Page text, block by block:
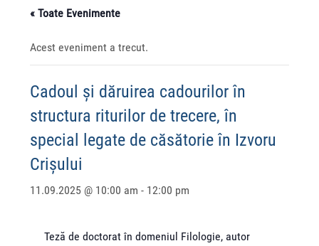
« Toate Evenimente
Acest eveniment a trecut.
Cadoul și dăruirea cadourilor în
structura riturilor de trecere, în
special legate de căsătorie în Izvoru
Crișului
11.09.2025 @ 10:00 am - 12:00 pm
Teză de doctorat în domeniul Filologie, autor